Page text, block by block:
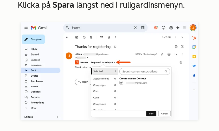
Klicka på Spara längst ned i rullgardinsmenyn.